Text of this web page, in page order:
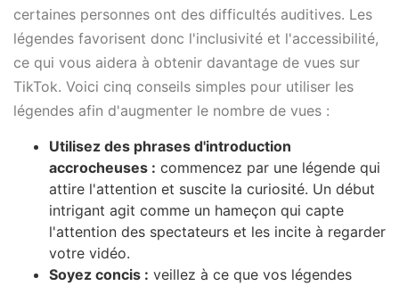
certaines personnes ont des difficultés auditives. Les
légendes favorisent donc l'inclusivité et l'accessibilité,
ce qui vous aidera à obtenir davantage de vues sur
TikTok. Voici cinq conseils simples pour utiliser les
légendes afin d'augmenter le nombre de vues :
Utilisez des phrases d'introduction
accrocheuses : commencez par une légende qui
attire l'attention et suscite la curiosité. Un début
intrigant agit comme un hameçon qui capte
l'attention des spectateurs et les incite à regarder
votre vidéo.
Soyez concis : veillez à ce que vos légendes